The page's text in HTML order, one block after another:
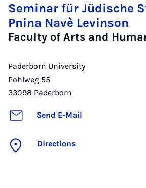
Seminar für Jüdische
Pnina Navè Levinson
Faculty of Arts and
Paderborn University
Pohlweg 55
33098 Paderborn
Send E-Mail
Directions